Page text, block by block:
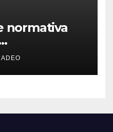
normativa
el fin